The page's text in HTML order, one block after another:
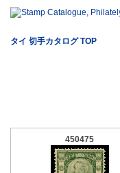
タイ 切手カタログ TOP
450475